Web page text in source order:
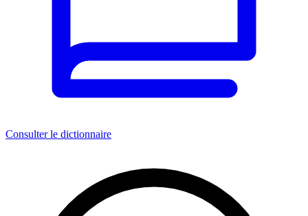
Consulter le dictionnaire